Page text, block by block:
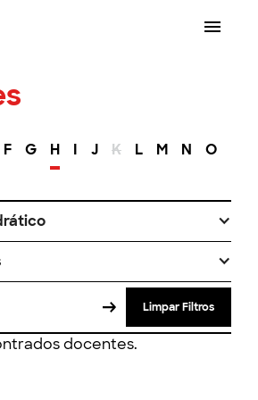
F G H I J K L M N O
Limpar Filtros
docentes.